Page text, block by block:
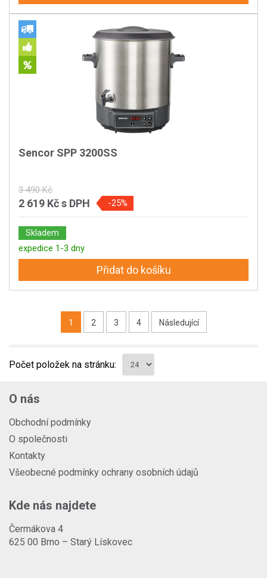
Sencor SPP 3200SS
3 490 Kč
2 619 Kčs DPH -25%
Skladem
expedice 1-3 dny
Přidat do košíku
1 2 3 4 Následující
Počet položek na stránku:
O nás
Obchodní podmínky
O společnosti
Kontakty
Všeobecné podmínky ochrany osobních údajů
Kde nás najdete
Čermákova 4
625 00 Brno – Starý Lískovec